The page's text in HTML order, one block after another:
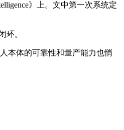
》上。文中第一次系统定
环。
本体的可靠性和量产能力也悄